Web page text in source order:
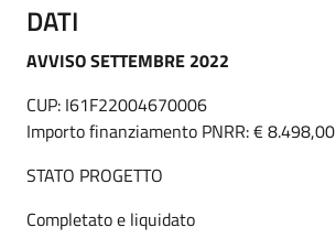
DATI
AVVISO SETTEMBRE 2022
CUP: I61F22004670006
Importo finanziamento PNRR: € 8.498,00
STATO PROGETTO
Completato e liquidato